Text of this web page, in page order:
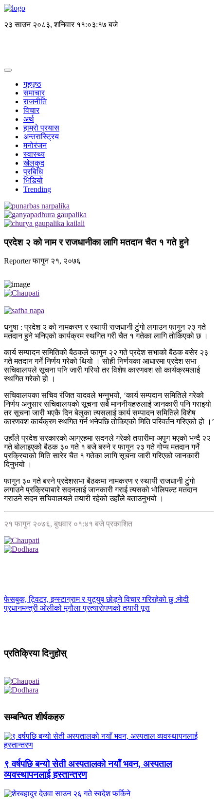
२३ साउन २०८३, शनिवार ११:०३:१७ बजे
गृहपृष्ठ
समाचार
राजनीति
विचार
अर्थ
हाम्रो प्रयास
अन्तरास्ट्रिय
मनोरंजन
स्वास्थ्य
खेलकुद
प्रबिधि
भिडियो
Trending
प्रदेश २ को नाम र राजधानीका लागि मतदान चैत १ गते हुने
Reporterफागुन २१, २०७६
धनुषा : प्रदेश २ को नामकरण र स्थायी राजधानी टुंगो लगाउन फागुन २३ गते
मतदान हुने भनिएको कार्यक्रम स्थगित गरी चैत १ गतेका लागि तोकिएको छ ।
कार्य सम्पादन समितिको बैठकले फागुन २२ गते प्रदेश सभाको बैठक बसेर २३
गते मतदान गर्ने निर्णय गरेको थियो । सोही निर्णयका आधारमा प्रदेश सभा
सचिवालयले सूचना पनि जारी गरियो तर विशेष कारणवश सो कार्यक्रमलाई
स्थगित गरेको हो ।
सचिवालयका सचिव रंजित यादवले भन्नुभयो, ‘कार्य सम्पदान समितिले गरेको
निर्णय अनुसार सचिवालयकाे सूचना सबै माननीयहरुलाई जानकारी पनि गराइयो
तर सूचना जारी भएकै दिन बेलुका त्यसलाई कार्य सम्पादन समितिले विशेष
कारणवश कार्यक्रम स्थगित गर्न भनेपछि तोकिएको मिति परिवर्तन गरिएको हो ।’
उहाँले प्रदेश सरकारको आग्रहमा सदनले गरेको तयारीमा अपुग भएको भन्दै २२
गते बोलाइएको बैठक ३० गते १ बजे बस्ने र फागुन २३ गते गोप्य मतदान गर्ने
प्रक्रियाको मिति सारेर चैत १ गतेका लागि सूचना जारी गरिएको जानकारी
दिनुभयो ।
फागुन ३० गते बस्ने प्रदेशसभा बैठकमा नामकरण र स्थायी राजधानी टुंगो
लगाउने प्रक्रियाबारे सदनलाई जानकारी गराई त्यसको भोलिपल्ट मतदान
गराउने सदन सचिवालयले तयारी रहेको उहाँले बताउनुभयो ।
२१ फागुन २०७६, बुधवार ०१:४१ बजे प्रकाशित
फेसबुक, ट्विटर, इन्स्टाग्राम र युट्युब छोड्ने विचार गरिरहेको छु :माेदी
प्रधानमन्त्री ओलीको मृगौला प्रत्यारोपणको तयारी पूरा
प्रतिक्रिया दिनुहोस्
सम्बन्धित शीर्षकहरु
९ वर्षपछि बन्यो सेती अस्पतालको नयाँ भवन, अस्पताल
व्यवस्थापनलाई हस्तान्तरण